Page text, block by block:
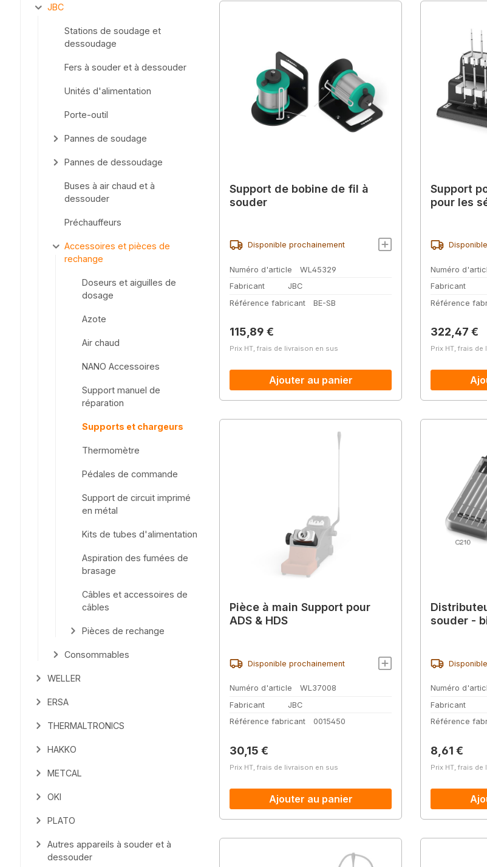
JBC
Stations de soudage et
dessoudage
Fers à souder et à dessouder
Unités d'alimentation
Porte-outil
Pannes de soudage
Pannes de dessoudage
Buses à air chaud et à
dessouder
Préchauffeurs
Accessoires et pièces de
rechange
Doseurs et aiguilles de
dosage
Azote
Air chaud
NANO Accessoires
Support manuel de
réparation
Supports et chargeurs
Thermomètre
Pédales de commande
Support de circuit imprimé
en métal
Kits de tubes d'alimentation
Aspiration des fumées de
brasage
Câbles et accessoires de
câbles
Pièces de rechange
Consommables
WELLER
ERSA
THERMALTRONICS
HAKKO
METCAL
OKI
PLATO
Autres appareils à souder et à
dessouder
Support de bobine de fil à
souder
Disponible prochainement
Numéro d'article
WL45329
Fabricant
JBC
Référence fabricant
BE-SB
Prix régulier :
115,89 €
Prix HT, frais de livraison en sus
Ajouter au panier
Support
pour les
Numéro
Fabricant
Référence
Prix régulier
322,47 €
Prix HT, frais
Pièce à main Support pour
ADS & HDS
Disponible prochainement
Numéro d'article
WL37008
Fabricant
JBC
Référence fabricant
0015450
Prix régulier :
30,15 €
Prix HT, frais de livraison en sus
Ajouter au panier
souder -
Numéro
Fabricant
Référence
Prix régulier
8,61 €
Prix HT, frais